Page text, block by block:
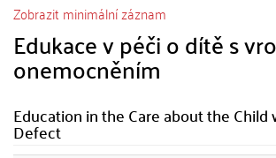
Zobrazit minimální záznam
Edukace v péči o dítě s
onemocněním
Education in the Care about the
Defect